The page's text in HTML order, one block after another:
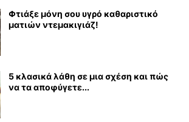
Φτιάξε μόνη σου υγρό καθαριστικό
ματιών ντεμακιγιάζ!
5 κλασικά λάθη σε μια σχέση και πώς
να τα αποφύγετε...